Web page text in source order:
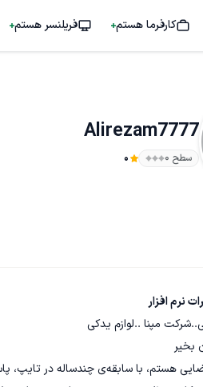
کارفرما هستم فریلنسر هستم
Alirezam7777
سطح ۰ 0
نرم افزار
مپنا ..لوازم یدکی